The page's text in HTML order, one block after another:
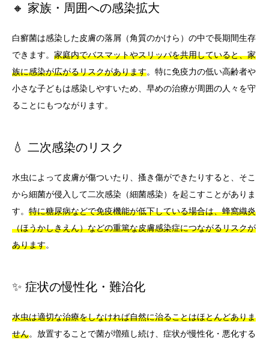
🔸 家族・周囲への感染拡大
白癬菌は感染した皮膚の落屑（角質のかけら）の中で長期間生存
できます。 家庭内でバスマットやスリッパを共用していると、家
族に感染が広がるリスクがあります。特に免疫力の低い高齢者や
小さな子どもは感染しやすいため、早めの治療が周囲の人々を守
ることにもつながります。
💧 二次感染のリスク
水虫によって皮膚が傷ついたり、搔き傷ができたりすると、そこ
から細菌が侵入して二次感染（細菌感染）を起こすことがありま
す。 特に糖尿病などで免疫機能が低下している場合は、蜂窩織炎
（ほうかしきえん）などの重篤な皮膚感染症につながるリスクが
あります。
✨ 症状の慢性化・難治化
水虫は適切な治療をしなければ自然に治ることはほとんどありま
せん。放置することで菌が増殖し続け、症状が慢性化・悪化する